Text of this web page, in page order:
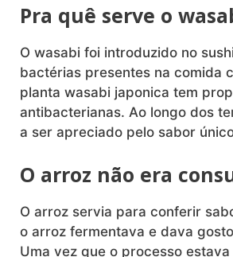
Pra quê serve o
O wasabi foi introduzido no
bactérias presentes na comida
planta wasabi japonica tem
antibacterianas. Ao longo dos
a ser apreciado pelo sabor
O arroz não era
O arroz servia para conferir
o arroz fermentava e dava
Uma vez que o processo